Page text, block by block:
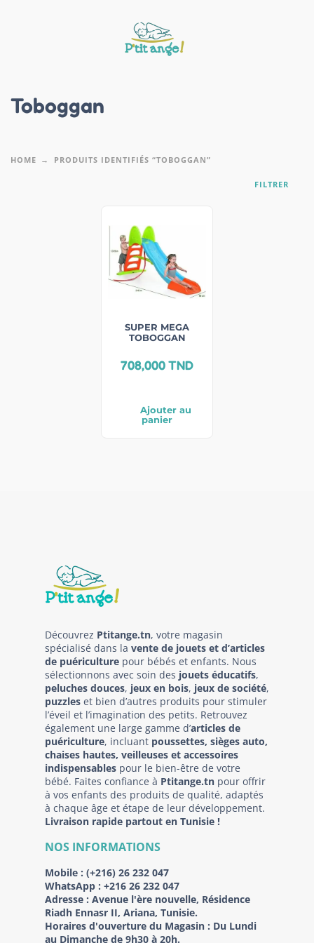
Toboggan
HOME PRODUITS IDENTIFIÉS “TOBOGGAN”
FILTRER
SUPER MEGA
TOBOGGAN
708,000TND
Ajouter au
panier
Découvrez Ptitange.tn, votre magasin
spécialisé dans la vente de jouets et d’articles
de puériculture pour bébés et enfants. Nous
sélectionnons avec soin des jouets éducatifs,
peluches douces, jeux en bois, jeux de société,
puzzles et bien d’autres produits pour stimuler
l’éveil et l’imagination des petits. Retrouvez
également une large gamme d’articles de
puériculture, incluant poussettes, sièges auto,
chaises hautes, veilleuses et accessoires
indispensables pour le bien-être de votre
bébé. Faites confiance à Ptitange.tn pour offrir
à vos enfants des produits de qualité, adaptés
à chaque âge et étape de leur développement.
Livraison rapide partout en Tunisie !
NOS INFORMATIONS
Mobile : (+216) 26 232 047
WhatsApp : +216 26 232 047
Adresse : Avenue l'ère nouvelle, Résidence
Riadh Ennasr II, Ariana, Tunisie.
Horaires d'ouverture du Magasin : Du Lundi
au Dimanche de 9h30 à 20h.